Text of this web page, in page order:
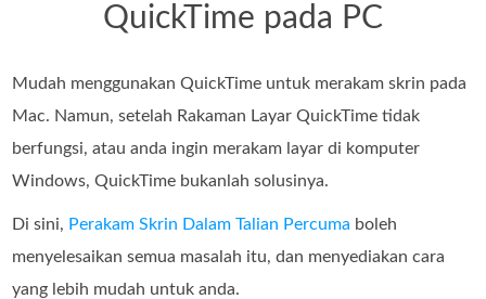
QuickTime pada PC
Mudah menggunakan QuickTime untuk merakam skrin pada
Mac. Namun, setelah Rakaman Layar QuickTime tidak
berfungsi, atau anda ingin merakam layar di komputer
Windows, QuickTime bukanlah solusinya.
Di sini, Perakam Skrin Dalam Talian Percuma boleh
menyelesaikan semua masalah itu, dan menyediakan cara
yang lebih mudah untuk anda.